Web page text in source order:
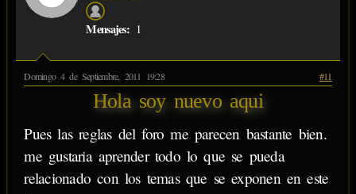
Mensajes: 1
Domingo 4 de Septiembre, 2011 19:28 #11
Hola soy nuevo aqui
Pues las reglas del foro me parecen bastante bien.
me gustaria aprender todo lo que se pueda
relacionado con los temas que se exponen en este